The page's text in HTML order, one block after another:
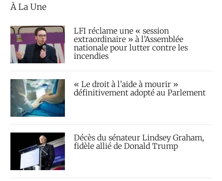
À La Une
LFI réclame une « session
extraordinaire » à l’Assemblée
nationale pour lutter contre les
incendies
« Le droit à l’aide à mourir »
définitivement adopté au Parlement
Décès du sénateur Lindsey Graham,
fidèle allié de Donald Trump